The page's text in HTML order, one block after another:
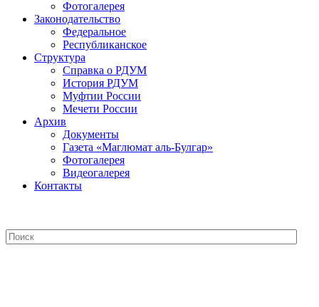
Фотогалерея
Законодательство
Федеральное
Республиканское
Структура
Справка о РДУМ
История РДУМ
Муфтии России
Мечети России
Архив
Документы
Газета «Маглюмат аль-Булгар»
Фотогалерея
Видеогалерея
Контакты